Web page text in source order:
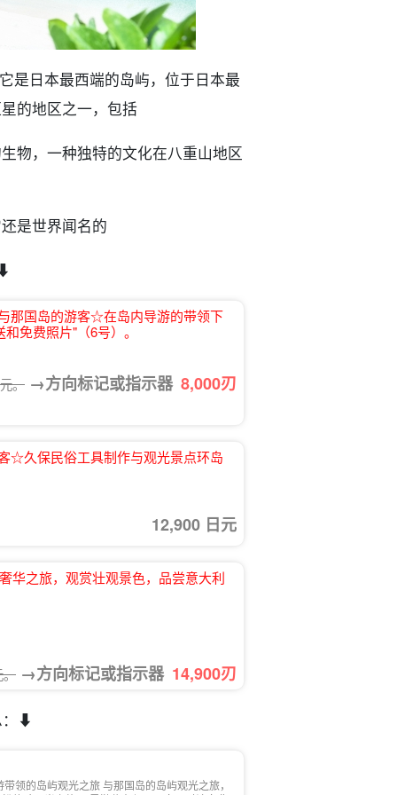
它是日本最西端的岛屿，位于日本最
的地区之一，包括
物，一种独特的文化在八重山地区
是世界闻名的
那国岛的游客☆在岛内导游的带领下
免费照片"（6号）。
。 →方向标记或指示器 8,000刃
☆久保民俗工具制作与观光景点环岛
12,900 日元
华之旅，观赏壮观景色，品尝意大利
。 →方向标记或指示器 14,900刃
：⬇︎
领的岛屿观光之旅 与那国岛的岛屿观光之旅，